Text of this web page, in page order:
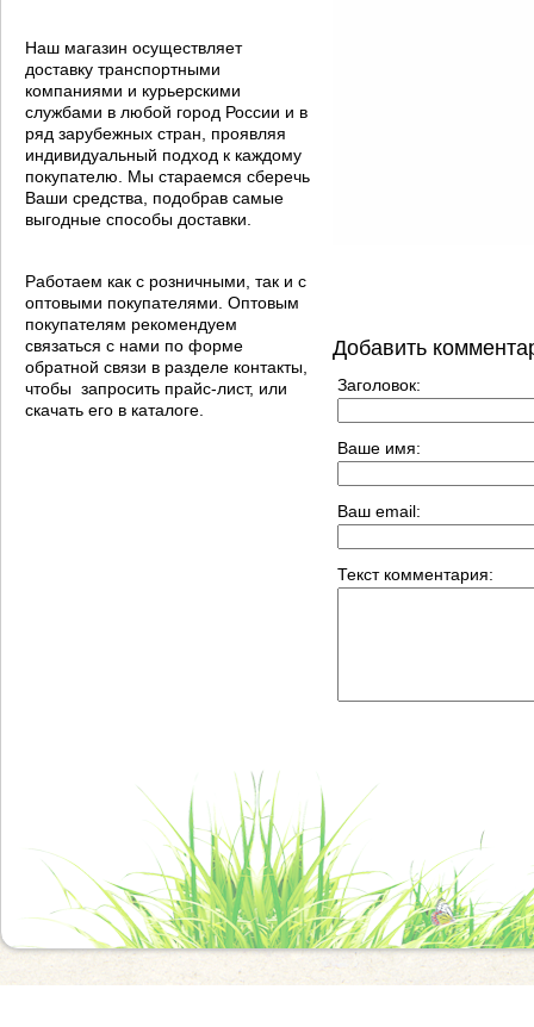
Наш магазин осуществляет
доставку транспортными
компаниями и курьерскими
службами в любой город России и в
ряд зарубежных стран, проявляя
индивидуальный подход к каждому
покупателю. Мы стараемся сберечь
Ваши средства, подобрав самые
выгодные способы доставки.
Работаем как с розничными, так и с
оптовыми покупателями. Оптовым
покупателям рекомендуем
связаться с нами по форме
обратной связи в разделе контакты,
чтобы запросить прайс-лист, или
скачать его в каталоге.
Добавить
Заголовок:
Ваше имя:
Ваш email:
Текст комментария: